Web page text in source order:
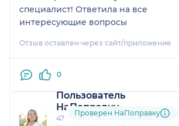
специалист! Ответила на все
интересующие вопросы
Отзыв оставлен через сайт/приложение
0
Пользователь
НаПоправку
47 отзывови2 оценки
Проверен НаПоправку